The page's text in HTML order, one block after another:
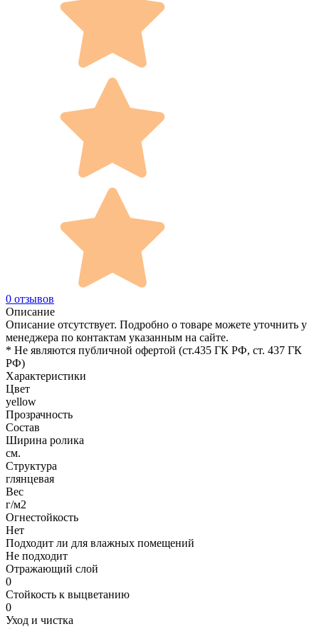
0 отзывов
Описание
Описание отсутствует. Подробно о товаре можете уточнить у
менеджера по контактам указанным на сайте.
* Не являются публичной офертой (ст.435 ГК РФ, cт. 437 ГК
РФ)
Характеристики
Цвет
yellow
Прозрачность
Состав
Ширина ролика
см.
Структура
глянцевая
Вес
г/м2
Огнестойкость
Нет
Подходит ли для влажных помещений
Не подходит
Отражающий слой
0
Стойкость к выцветанию
0
Уход и чистка